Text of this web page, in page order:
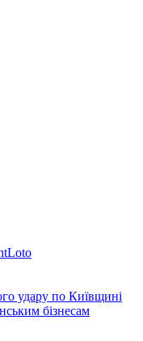
удару по Київщині
бізнесам